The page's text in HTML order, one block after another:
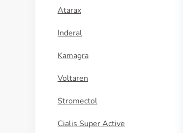
Atarax
Inderal
Kamagra
Voltaren
Stromectol
Cialis Super Active